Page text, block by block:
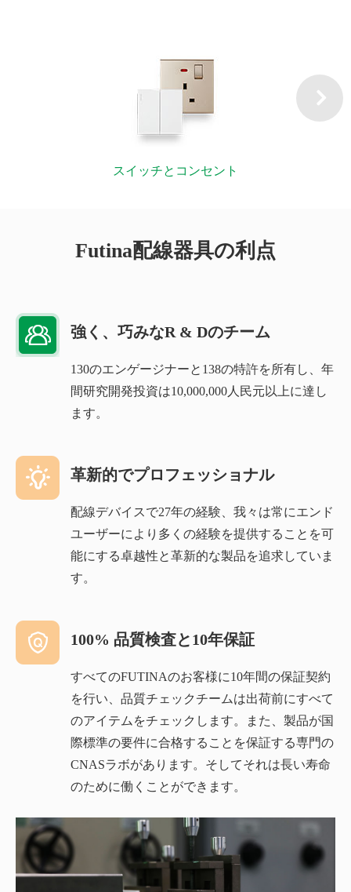
スイッチとコンセント
Futina配線器具の利点
強く、巧みなR & Dのチーム
130のエンゲージナーと138の特許を所有し、年
間研究開発投資は10,000,000人民元以上に達し
ます。
革新的でプロフェッショナル
配線デバイスで27年の経験、我々は常にエンド
ユーザーにより多くの経験を提供することを可
能にする卓越性と革新的な製品を追求していま
す。
100% 品質検査と10年保証
すべてのFUTINAのお客様に10年間の保証契約
を行い、品質チェックチームは出荷前にすべて
のアイテムをチェックします。また、製品が国
際標準の要件に合格することを保証する専門の
CNASラボがあります。そしてそれは長い寿命
のために働くことができます。